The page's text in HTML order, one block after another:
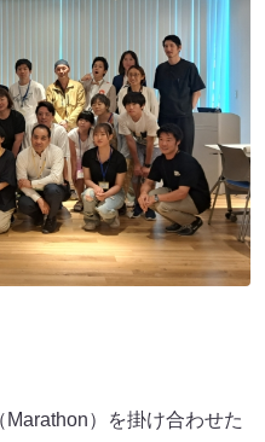
）を掛け合わせた